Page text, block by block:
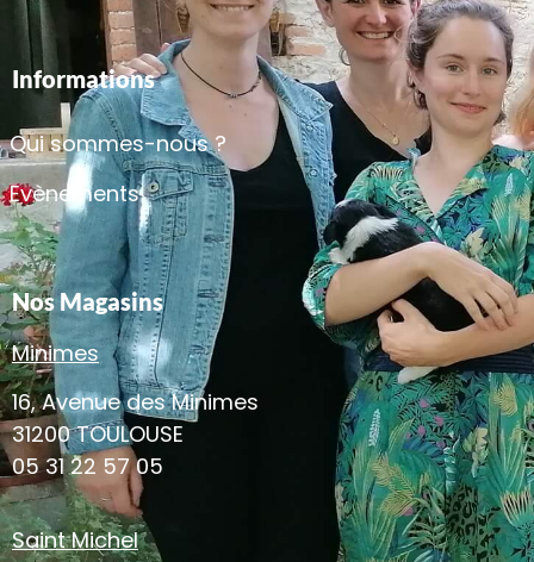
Informations
Qui sommes-nous ?
Evènements
Nos Magasins
Minimes
16, Avenue des Minimes
31200 TOULOUSE
05 31 22 57 05
Saint Michel